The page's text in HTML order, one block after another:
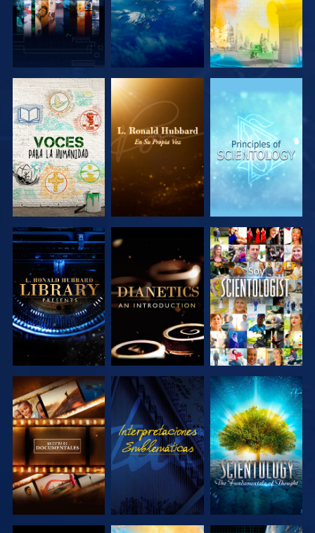
EXPLORA LAS
SERIES
EXPLORA LAS
SERIES
EXPLORA LAS
SERIES
EXPLORA LAS
SERIES
EXPLORA LAS
SERIES
VE
EXPLORA LAS
SERIES
VE
EXPLORA LAS
SERIES